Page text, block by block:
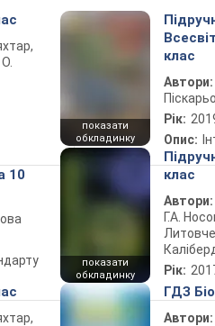
показати
обкладинку
клас
Автори:
Рік:
Опис:
10
показати
обкладинку
клас
Автори:
Г.А.
Рік:
ГДЗ
Автори: